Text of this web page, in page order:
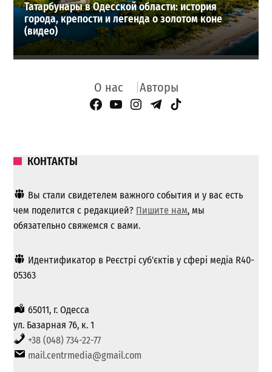
Татарбунары в Одесской области: история
города, крепости и легенда о золотом коне
(видео)
О нас Авторы
Facebook Page
YouTube
Instagram
Telegram
TikTok
КОНТАКТЫ
Вы стали свидетелем важного события и у вас есть
чем поделится с редакцией? Пишите нам, мы
обязательно свяжемся с вами.
Идентификатор в Реєстрі суб'єктів у сфері медіа R40-
05363
65011, г. Одесса
ул. Базарная 76, к. 1
+38 (048) 734-22-77
mail.centrmedia@gmail.com